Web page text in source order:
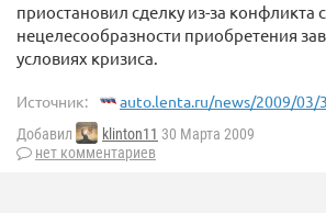
приостановил сделку из-за конфликта
нецелесообразности приобретения
условиях кризиса.
Источник: auto.lenta.ru/news/2009/03/
Добавил klinton11 30 Марта 2009
нет комментариев